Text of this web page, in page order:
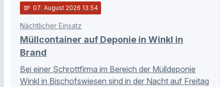
notes 07. August 2026 13:54
Nächtlicher Einsatz
Müllcontainer auf Deponie in Winkl in
Brand
Bei einer Schrottfirma im Bereich der Mülldeponie
Winkl in Bischofswiesen sind in der Nacht auf Freitag